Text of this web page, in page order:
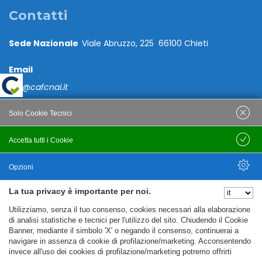
Contatti
Sede Nazionale Viale Abruzzo, 225 66100 Chieti
Email
caf@cafcnai.it
Posta Certificata
Tel. 0871 540063
PRIVACY
Note Legali
Policy
Cookie Policy
La tua privacy è importante per noi.
Utilizziamo, senza il tuo consenso, cookies necessari alla elaborazione
di analisi statistiche e tecnici per l'utilizzo del sito. Chiudendo il Cookie
Banner, mediante il simbolo 'X' o negando il consenso, continuerai a
navigare in assenza di cookie di profilazione/marketing. Acconsentendo
invece all'uso dei cookies di profilazione/marketing potremo offrirti
Accetta tutti i Cookie
Solo Cookie Tecnici
Salva
Opzioni
Nascondi Opzioni